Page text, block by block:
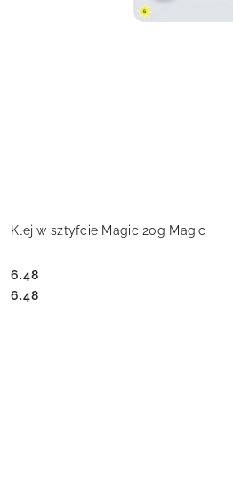
Klej w sztyfcie Magic 20g Magic
Cena:
6.48
Cena:
6.48